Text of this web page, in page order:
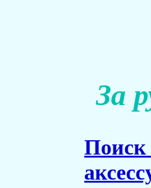
За
Поиск